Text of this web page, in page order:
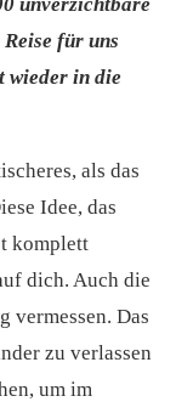
für uns
wieder in die
als das
Idee, das
komplett
dich. Auch die
vermessen. Das
zu verlassen
um im